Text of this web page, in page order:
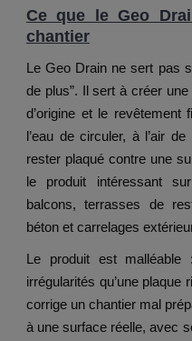
Ce que le Geo
chantier
Le Geo Drain ne sert pas
de plus”. Il sert à créer
d’origine et le revêtement
l’eau de circuler, à l’air
rester plaqué contre une
le produit intéressant
balcons, terrasses de
béton et carrelages
Le produit est
irrégularités qu’une plaque
corrige un chantier mal
à une surface réelle, avec